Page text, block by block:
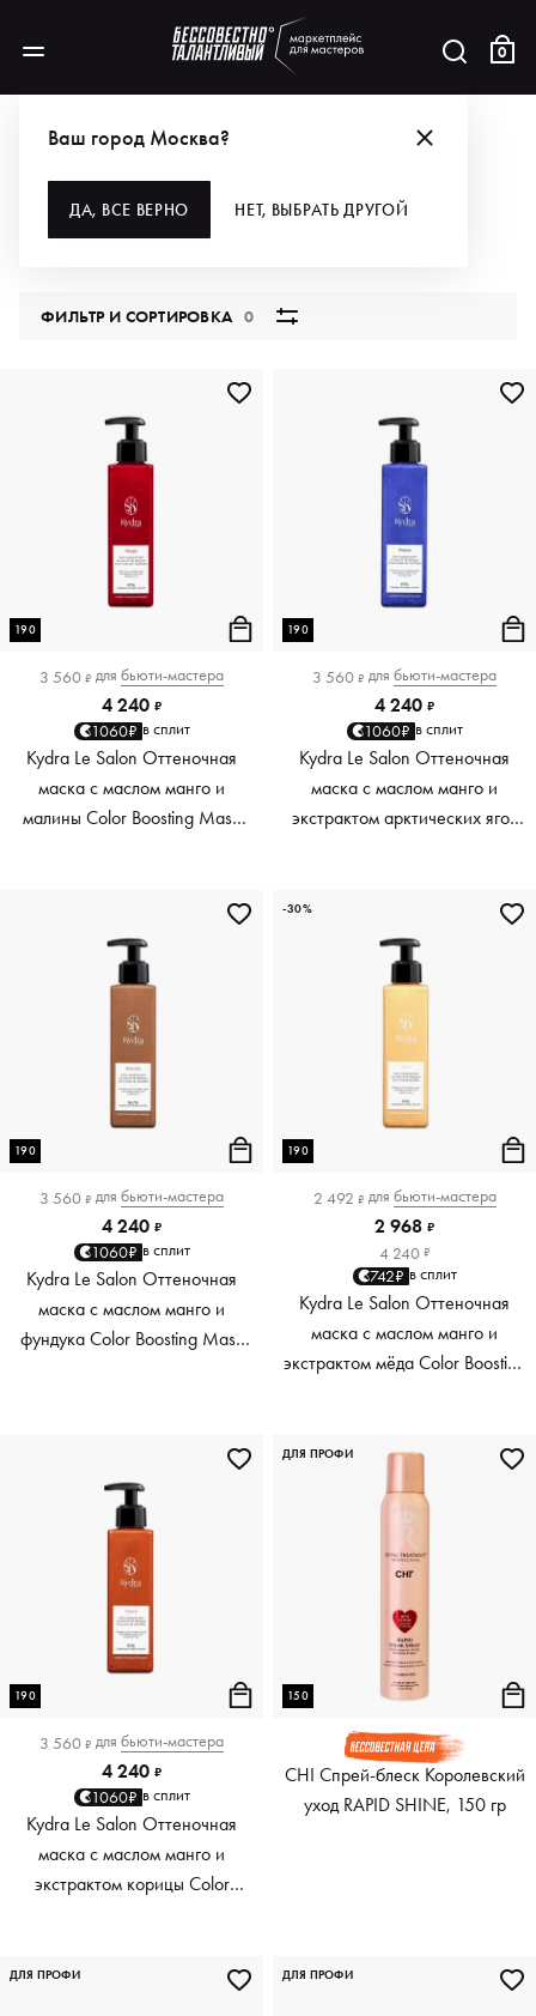
0
Ваш город Москва?
ДА, ВСЕ ВЕРНО НЕТ, ВЫБРАТЬ ДРУГОЙ
ВСЕ КАТЕГОРИИ
ФИЛЬТР И СОРТИРОВКА0
190
3 560 ₽ для бьюти-мастера
4 240 ₽
1060₽ в сплит
Kydra Le Salon Оттеночная
маска с маслом манго и
малины Color Boosting Mask
190
3 560 ₽ для бьюти-мастера
4 240 ₽
1060₽ в сплит
Kydra Le Salon Оттеночная
маска с маслом манго и
экстрактом арктических ягод
190
3 560 ₽ для бьюти-мастера
4 240 ₽
1060₽ в сплит
Kydra Le Salon Оттеночная
маска с маслом манго и
фундука Color Boosting Mask
190
2 492 ₽ для бьюти-мастера
2 968 ₽
4 240 ₽
742₽ в сплит
Kydra Le Salon Оттеночная
маска с маслом манго и
экстрактом мёда Color Boosting
-30%
190
3 560 ₽ для бьюти-мастера
4 240 ₽
1060₽ в сплит
Kydra Le Salon Оттеночная
маска с маслом манго и
экстрактом корицы Color
150
CHI Спрей-блеск Королевский
уход RAPID SHINE, 150 гр
ДЛЯ ПРОФИ
ДЛЯ ПРОФИ ДЛЯ ПРОФИ